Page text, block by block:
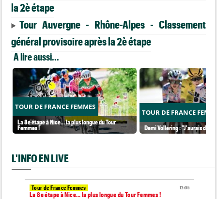
la 2è étape
Tour Auvergne - Rhône-Alpes - Classement
général provisoire après la 2è étape
A lire aussi...
TOUR DE FRANCE FEMMES
La 8e étape à Nice… la plus longue du Tour
Femmes !
TOUR DE FRANCE
Demi Vollering : "J'aurais dû
L'INFO EN LIVE
12:05
Tour de France Femmes
La 8e étape à Nice… la plus longue du Tour Femmes !